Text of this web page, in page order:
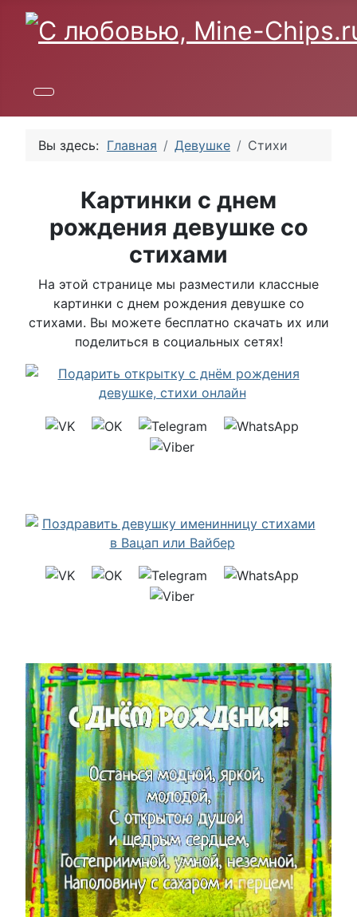
Вы здесь: Главная Девушке Стихи
Картинки с днем
рождения девушке со
стихами
На этой странице мы разместили классные
картинки с днем рождения девушке со
стихами. Вы можете бесплатно скачать их или
поделиться в социальных сетях!